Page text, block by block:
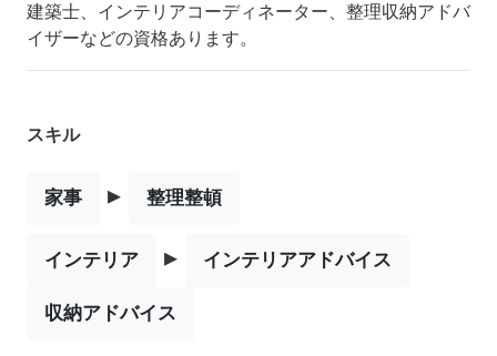
建築士、インテリアコーディネーター、整理収納アドバ
イザーなどの資格あります。
スキル
家事 ▸ 整理整頓
インテリア ▸ インテリアアドバイス
収納アドバイス